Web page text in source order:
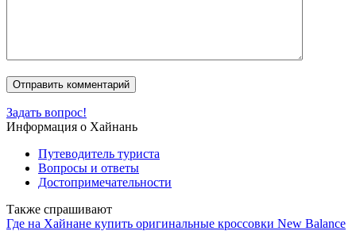
Задать вопрос!
Информация о Хайнань
Путеводитель туриста
Вопросы и ответы
Достопримечательности
Также спрашивают
Где на Хайнане купить оригинальные кроссовки New Balance